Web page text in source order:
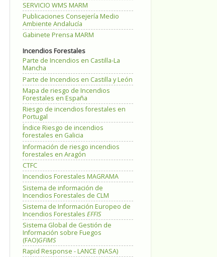
SERVICIO WMS MARM
Publicaciones Consejería Medio
Ambiente Andalucía
Gabinete Prensa MARM
Incendios Forestales
Parte de Incendios en Castilla-La
Mancha
Parte de Incendios en Castilla y León
Mapa de riesgo de Incendios
Forestales en España
Riesgo de incendios forestales en
Portugal
Índice Riesgo de incendios
forestales en Galicia
Información de riesgo incendios
forestales en Aragón
CTFC
Incendios Forestales MAGRAMA
Sistema de información de
Incendios Forestales de CLM
Sistema de Información Europeo de
Incendios Forestales EFFIS
Sistema Global de Gestión de
Información sobre Fuegos
(FAO)GFIMS
Rapid Response - LANCE (NASA)